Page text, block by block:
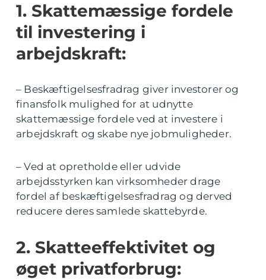
1. Skattemæssige fordele
til investering i
arbejdskraft:
– Beskæftigelsesfradrag giver investorer og
finansfolk mulighed for at udnytte
skattemæssige fordele ved at investere i
arbejdskraft og skabe nye jobmuligheder.
– Ved at opretholde eller udvide
arbejdsstyrken kan virksomheder drage
fordel af beskæftigelsesfradrag og derved
reducere deres samlede skattebyrde.
2. Skatteeffektivitet og
øget privatforbrug: